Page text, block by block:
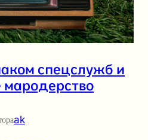
спецслужб и
ak